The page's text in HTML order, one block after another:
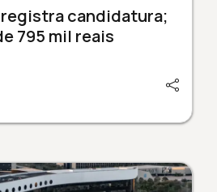
registra candidatura;
795 mil reais